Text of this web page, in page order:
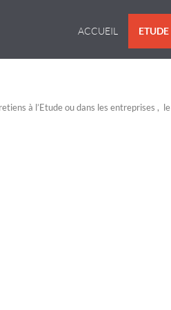
ACCUEIL ETUDE
à l’Etude ou dans les entreprises , le